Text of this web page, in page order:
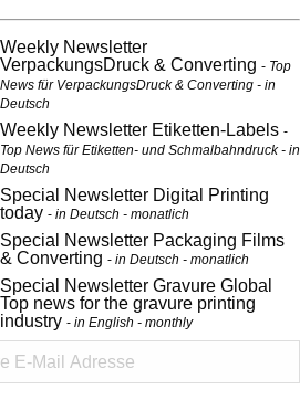
Weekly Newsletter
VerpackungsDruck & Converting Top
News für VerpackungsDruck & Converting - in
Deutsch
Weekly Newsletter Etiketten-Labels
Top News für Etiketten- und Schmalbahndruck - in
Deutsch
Special Newsletter Digital Printing
today in Deutsch - monatlich
Special Newsletter Packaging Films
& Converting in Deutsch - monatlich
Special Newsletter Gravure Global
Top news for the gravure printing
industry in English - monthly